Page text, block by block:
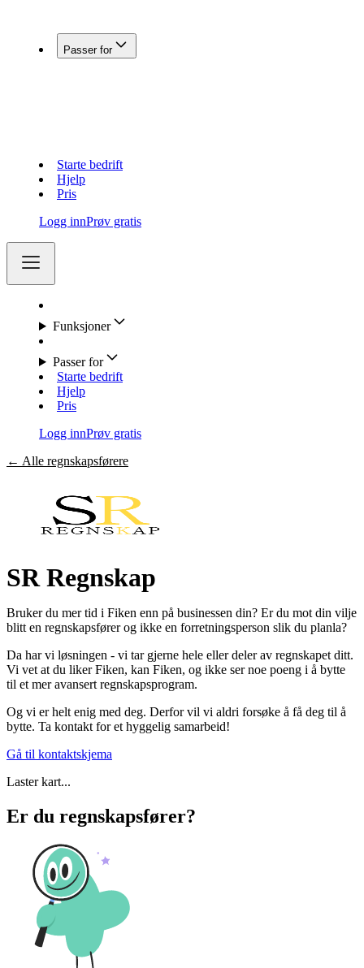
Passer for
Starte bedrift
Hjelp
Pris
Logg innPrøv gratis
Funksjoner
Passer for
Starte bedrift
Hjelp
Pris
Logg innPrøv gratis
← Alle regnskapsførere
SR Regnskap
Bruker du mer tid i Fiken enn på businessen din? Er du mot din vilje
blitt en regnskapsfører og ikke en forretningsperson slik du planla?
Da har vi løsningen - vi tar gjerne hele eller deler av regnskapet ditt.
Vi vet at du liker Fiken, kan Fiken, og ikke ser noe poeng i å bytte
til et mer avansert regnskapsprogram.
Og vi er helt enig med deg. Derfor vil vi aldri forsøke å få deg til å
bytte. Ta kontakt for et hyggelig samarbeid!
Gå til kontaktskjema
Laster kart...
Er du regnskapsfører?